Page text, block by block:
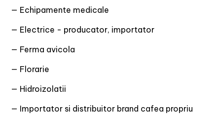
— Echipamente medicale
— Electrice - producator, importator
— Ferma avicola
— Florarie
— Hidroizolatii
— Importator si distribuitor brand cafea propriu